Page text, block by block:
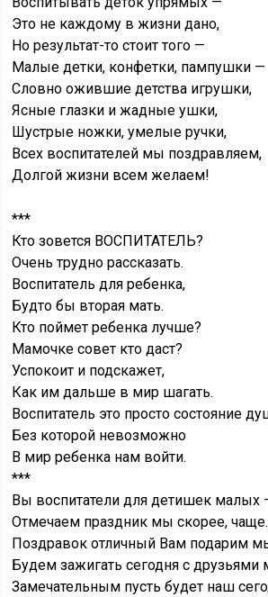
Это не каждому в жизни дано,
Но результат-то стоит того —
Малые детки, конфетки, пампушки —
Словно ожившие детства игрушки,
Ясные глазки и жадные ушки,
Шустрые ножки, умелые ручки,
Всех воспитателей мы поздравляем,
Долгой жизни всем желаем!
***
Кто зовется ВОСПИТАТЕЛЬ?
Очень трудно рассказать.
Воспитатель для ребенка,
Будто бы вторая мать.
Кто поймет ребенка лучше?
Мамочке совет кто даст?
Успокоит и подскажет,
Как им дальше в мир шагать.
Воспитатель это просто состояние
Без которой невозможно
В мир ребенка нам войти.
***
Вы воспитатели для детишек малых
Отмечаем праздник мы скорее, чаще.
Поздравок отличный Вам подарим
Будем зажигать сегодня с друзьями
Замечательным пусть будет наш